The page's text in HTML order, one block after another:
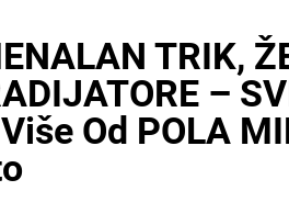
TRIK,
–
Od POLA